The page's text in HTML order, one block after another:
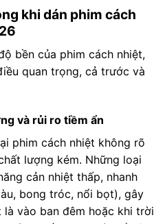
khi dán phim cách
bền của phim cách nhiệt,
quan trọng, cả trước và
và rủi ro tiềm ẩn
phim cách nhiệt không rõ
lượng kém. Những loại
cản nhiệt thấp, nhanh
bong tróc, nổi bọt), gây
vào ban đêm hoặc khi trời